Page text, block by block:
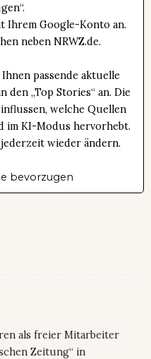
Ihrem Google-Konto an.
neben NRWZ.de.
passende aktuelle
den „Top Stories“ an. Die
welche Quellen
im KI-Modus hervorhebt.
wieder ändern.
bevorzugen
als freier Mitarbeiter
Zeitung“ in